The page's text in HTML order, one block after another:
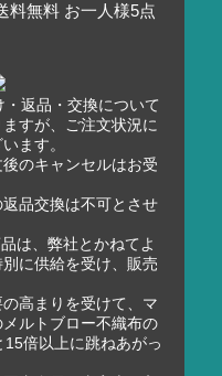
料無料 お一人様5点
返品・交換について
すが、ご注文状況に
ます。
のキャンセルはお受
品交換は不可とさせ
は、弊社とかねてよ
に供給を受け、販売
高まりを受けて、マ
ルトブロー不織布の
倍以上に跳ねあがっ